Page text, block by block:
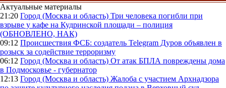
Актуальные материалы
21:20 Город (Москва и область) Три человека погибли при
взрыве у кафе на Кудринской площади – полиция
(ОБНОВЛЕНО, НАК)
09:12 Происшествия ФСБ: создатель Telegram Дуров объявлен в
розыск за содействие терроризму
06:12 Город (Москва и область) От атак БПЛА повреждены дома
в Подмосковье - губернатор
12:13 Город (Москва и область) Жалоба с участием Архнадзора